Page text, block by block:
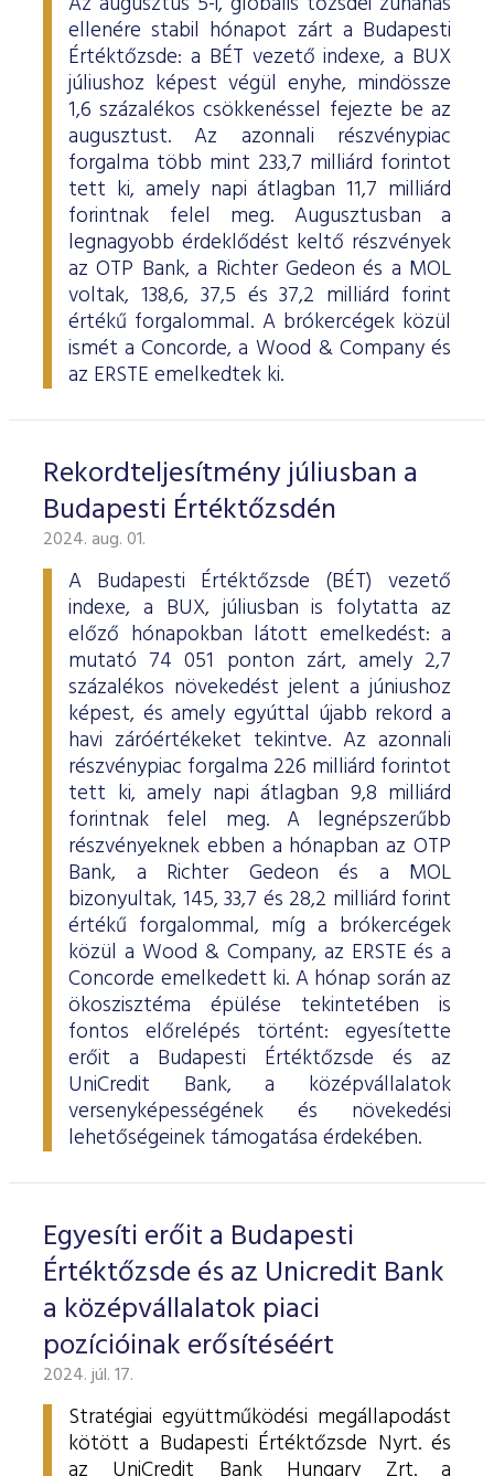
ellenére stabil hónapot zárt a Budapesti
Értéktőzsde: a BÉT vezető indexe, a BUX
júliushoz képest végül enyhe, mindössze
1,6 százalékos csökkenéssel fejezte be az
augusztust. Az azonnali részvénypiac
forgalma több mint 233,7 milliárd forintot
tett ki, amely napi átlagban 11,7 milliárd
forintnak felel meg. Augusztusban a
legnagyobb érdeklődést keltő részvények
az OTP Bank, a Richter Gedeon és a MOL
voltak, 138,6, 37,5 és 37,2 milliárd forint
értékű forgalommal. A brókercégek közül
ismét a Concorde, a Wood & Company és
az ERSTE emelkedtek ki.
Rekordteljesítmény júliusban a
Budapesti Értéktőzsdén
2024. aug. 01.
A Budapesti Értéktőzsde (BÉT) vezető
indexe, a BUX, júliusban is folytatta az
előző hónapokban látott emelkedést: a
mutató 74 051 ponton zárt, amely 2,7
százalékos növekedést jelent a júniushoz
képest, és amely egyúttal újabb rekord a
havi záróértékeket tekintve. Az azonnali
részvénypiac forgalma 226 milliárd forintot
tett ki, amely napi átlagban 9,8 milliárd
forintnak felel meg. A legnépszerűbb
részvényeknek ebben a hónapban az OTP
Bank, a Richter Gedeon és a MOL
bizonyultak, 145, 33,7 és 28,2 milliárd forint
értékű forgalommal, míg a brókercégek
közül a Wood & Company, az ERSTE és a
Concorde emelkedett ki. A hónap során az
ökoszisztéma épülése tekintetében is
fontos előrelépés történt: egyesítette
erőit a Budapesti Értéktőzsde és az
UniCredit Bank, a középvállalatok
versenyképességének és növekedési
lehetőségeinek támogatása érdekében.
Egyesíti erőit a Budapesti
Értéktőzsde és az Unicredit Bank
a középvállalatok piaci
pozícióinak erősítéséért
2024. júl. 17.
Stratégiai együttműködési megállapodást
kötött a Budapesti Értéktőzsde Nyrt. és